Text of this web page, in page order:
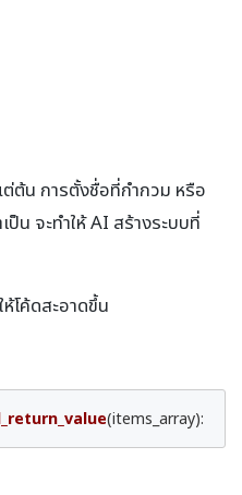
ต้น การตั้งชื่อที่กำกวม หรือ
น จะทำให้ AI สร้างระบบที่
โค้ดสะอาดขึ้น
(items_array):